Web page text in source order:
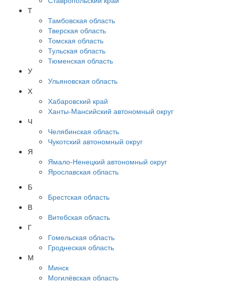
Т
Тамбовская область
Тверская область
Томская область
Тульская область
Тюменская область
У
Ульяновская область
Х
Хабаровский край
Ханты-Мансийский автономный округ
Ч
Челябинская область
Чукотский автономный округ
Я
Ямало-Ненецкий автономный округ
Ярославская область
Б
Брестская область
В
Витебская область
Г
Гомельская область
Гроднеская область
М
Минск
Могилёвская область